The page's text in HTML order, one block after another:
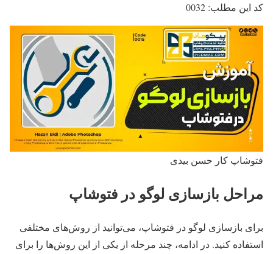
کد این مطلب: 0032
فتوشاپ کار حسن بیدی
مراحل بازسازی لوگو در فتوشاپ
برای بازسازی لوگو در فتوشاپ، می‌توانید از روش‌های مختلفی
استفاده کنید. در ادامه، چند مرحله از یکی از این روش‌ها را برای